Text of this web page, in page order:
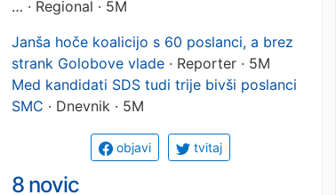
… · Regional · 5M
Janša hoče koalicijo s 60 poslanci, a brez
strank Golobove vlade · Reporter · 5M
Med kandidati SDS tudi trije bivši poslanci
SMC · Dnevnik · 5M
objavi tvitaj
8 novic